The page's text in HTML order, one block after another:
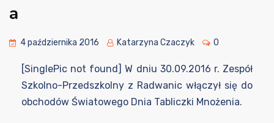
a
4 października 2016 Katarzyna Czaczyk 0
[SinglePic not found] W dniu 30.09.2016 r. Zespół
Szkolno-Przedszkolny z Radwanic włączył się do
obchodów Światowego Dnia Tabliczki Mnożenia.